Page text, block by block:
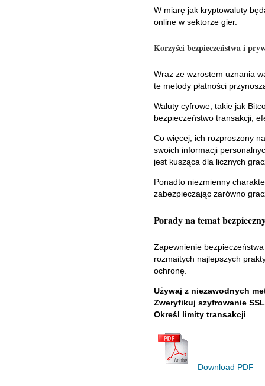
W miarę jak kryptowaluty
online w sektorze gier.
Korzyści bezpieczeństwa i
Wraz ze wzrostem uznania
te metody płatności
Waluty cyfrowe, takie jak
bezpieczeństwo transakcji,
Co więcej, ich rozproszony
swoich informacji
jest kusząca dla licznych
Ponadto niezmienny
zabezpieczając zarówno
Porady na temat
Zapewnienie
rozmaitych najlepszych
ochronę.
Używaj z niezawodnych
Zweryfikuj szyfrowanie SSL
Określ limity transakcji
Download PDF